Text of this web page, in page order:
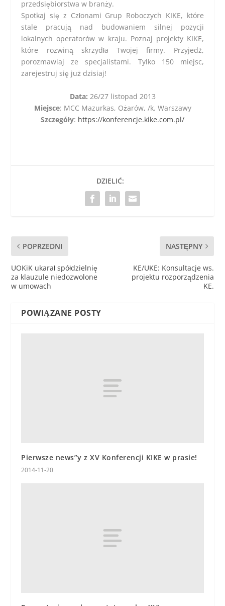
przedsiębiorstwa w branży.
Spotkaj się z Członami Grup Roboczych KIKE, które
stale pracują nad budowaniem silnej pozycji
lokalnych operatorów w kraju. Poznaj projekty KIKE,
które rozwiną skrzydła Twojej firmy. Przyjedź,
porozmawiaj ze specjalistami. Tylko 150 miejsc,
zarejestruj się już dzisiaj!
Data: 26/27 listopad 2013
Miejsce: MCC Mazurkas, Ożarów, /k. Warszawy
Szczegóły: https://konferencje.kike.com.pl/
DZIELIĆ:
POPRZEDNI
UOKiK ukarał spółdzielnię
za klauzule niedozwolone
w umowach
NASTĘPNY
KE/UKE: Konsultacje ws.
projektu rozporządzenia
KE.
POWIĄZANE POSTY
Pierwsze news”y z XV Konferencji KIKE w prasie!
2014-11-20